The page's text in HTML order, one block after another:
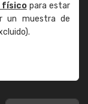
físicopara estar
un muestra de